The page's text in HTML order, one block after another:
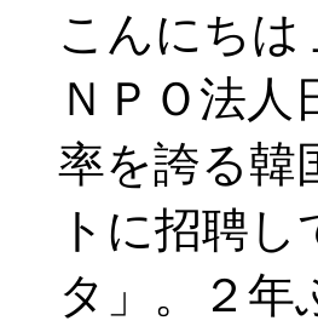
こんにちは
ＮＰＯ法
率を誇る韓
トに招聘
タ」。２年